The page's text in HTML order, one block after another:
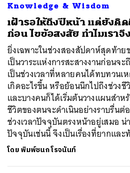
Knowledge & Wisdom
เฝ้ารอให้ถึงปีหน้า แต่ยังคิ
ก่อน ไขข้อสงสัย ทำไมเรา
ยิ่งเฉพาะในช่วงสองสัปดาห์สุดท้า
เป็นวาระแห่งการสะสางงานก่อนจ
เป็นช่วงเวลาที่หลายคนได้ทบทวน
เกิดอะไรขึ้น หรือย้อนนึกไปถึงช่วง
และบางคนก็ได้เริ่มต้นวางแผนสำห
ชีวิตของตนจะดำเนินอย่างราบรื่นต่
ช่วงเวลาปัจจุบันตรงหน้าอยู่เสมอ
ปัจจุบันเช่นนี้ จึงเป็นเรื่องที่ยากแล
โดยพิมพ์ชนก โรจนันท์
SHARE